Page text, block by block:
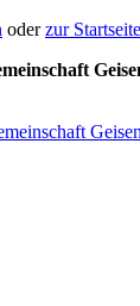
oderzur Startseite